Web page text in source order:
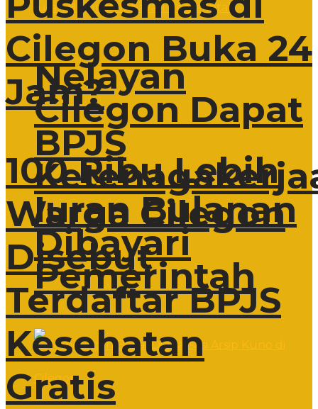
Nelayan
Cilegon Dapat
BPJS
Iuran Bulanan
Dibayari
Pemerintah
Cilegon Buka 24
Jam?
100 Ribu Lebih
Warga Cilegon
Disebut
Terdaftar BPJS
Kesehatan
Gratis